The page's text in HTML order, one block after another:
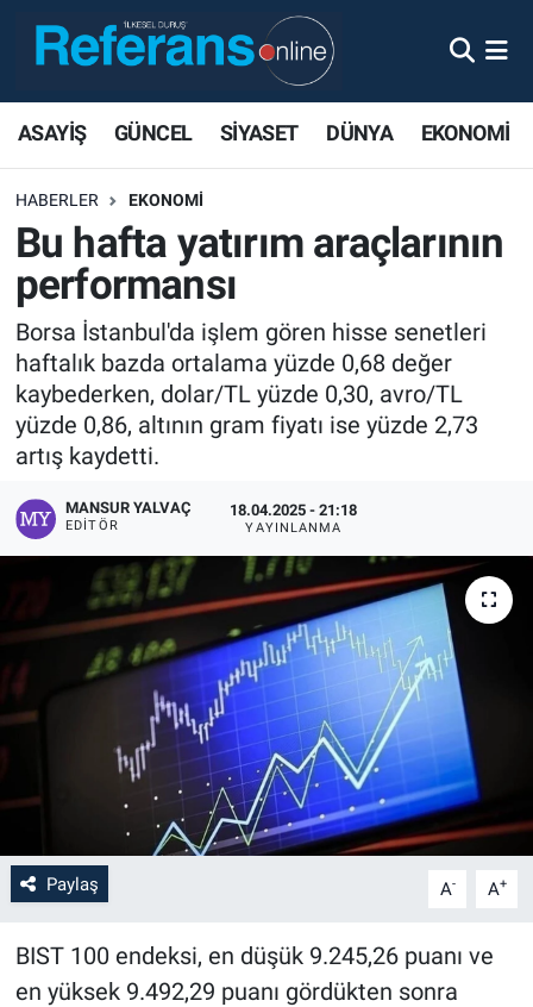
ASAYİŞ GÜNCEL SİYASET DÜNYA EKONOMİ
HABERLER EKONOMİ
Bu hafta yatırım araçlarının
performansı
Borsa İstanbul'da işlem gören hisse senetleri
haftalık bazda ortalama yüzde 0,68 değer
kaybederken, dolar/TL yüzde 0,30, avro/TL
yüzde 0,86, altının gram fiyatı ise yüzde 2,73
artış kaydetti.
MANSUR YALVAÇ
EDITÖR
18.04.2025 - 21:18
YAYINLANMA
Paylaş A- A+
BIST 100 endeksi, en düşük 9.245,26 puanı ve
en yüksek 9.492,29 puanı gördükten sonra